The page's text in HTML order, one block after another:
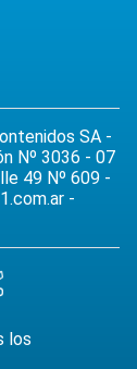
SA -
Nº 3036 - 07
49 Nº 609 -
-
los